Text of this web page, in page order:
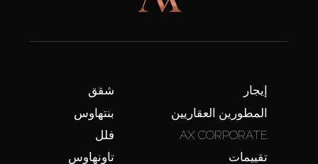
شقق
بنتهاوس
فلل
تاونهاوس
إيجار
المطورين العقاريين
AX CORPORATE
تقييمات